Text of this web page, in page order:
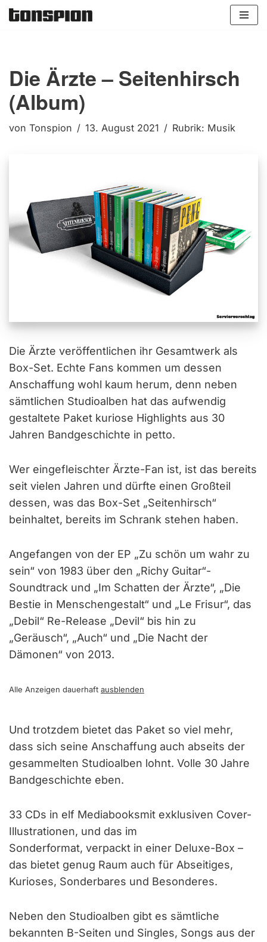
springen
Die Ärzte – Seitenhirsch
(Album)
von Tonspion 13. August 2021 Rubrik: Musik
Die Ärzte veröffentlichen ihr Gesamtwerk als
Box-Set. Echte Fans kommen um dessen
Anschaffung wohl kaum herum, denn neben
sämtlichen Studioalben hat das aufwendig
gestaltete Paket kuriose Highlights aus 30
Jahren Bandgeschichte in petto.
Wer eingefleischter Ärzte-Fan ist, ist das bereits
seit vielen Jahren und dürfte einen Großteil
dessen, was das Box-Set „Seitenhirsch“
beinhaltet, bereits im Schrank stehen haben.
Angefangen von der EP „Zu schön um wahr zu
sein“ von 1983 über den „Richy Guitar“-
Soundtrack und „Im Schatten der Ärzte“, „Die
Bestie in Menschengestalt“ und „Le Frisur“, das
„Debil“ Re-Release „Devil“ bis hin zu
„Geräusch“, „Auch“ und „Die Nacht der
Dämonen“ von 2013.
Alle Anzeigen dauerhaft ausblenden
Und trotzdem bietet das Paket so viel mehr,
dass sich seine Anschaffung auch abseits der
gesammelten Studioalben lohnt. Volle 30 Jahre
Bandgeschichte eben.
33 CDs in elf Mediabooksmit exklusiven Cover-
Illustrationen, und das im
Sonderformat, verpackt in einer Deluxe-Box –
das bietet genug Raum auch für Abseitiges,
Kurioses, Sonderbares und Besonderes.
Neben den Studioalben gibt es sämtliche
bekannten B-Seiten und Singles, Songs aus der